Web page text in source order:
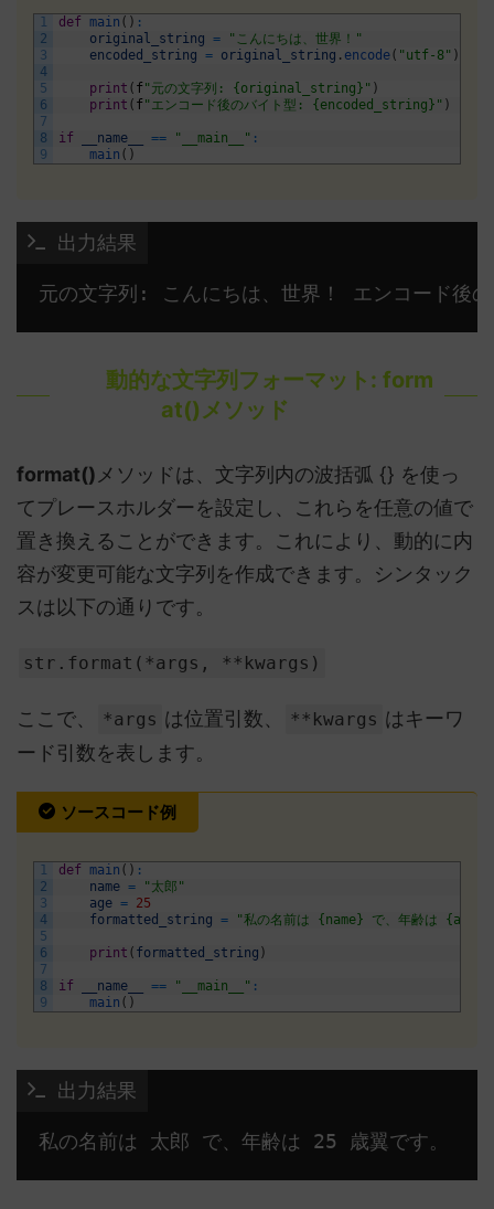
1
2
3
4
5
6
7
8
9
def main ( ) :
original_string =
"こんにちは、世界！"
encoded_string = original_string . encode( "utf-8" )
print ( f "元の文字列: {original_string}" )
print ( f "エンコード後のバイト型: {encoded_string}" )
if __name__ == "__main__" :
main ( )
出力結果
元の文字列: こんにちは、世界！ エンコ
動的な文字列フォーマット: form
at()メソッド
format()メソッドは、文字列内の波括弧 {} を使っ
てプレースホルダーを設定し、これらを任意の値で
置き換えることができます。これにより、動的に内
容が変更可能な文字列を作成できます。シンタック
スは以下の通りです。
str.format(*args, **kwargs)
ここで、 *args は位置引数、 **kwargs はキーワ
ード引数を表します。
ソースコード例
1
2
3
4
5
6
7
8
9
def main ( ) :
name =
"太郎"
age = 25
formatted_string = "私の名前は {name} で、年齢は {age}
print ( formatted_string )
if __name__ == "__main__" :
main ( )
出力結果
私の名前は 太郎 で、年齢は 25 歳翼です。